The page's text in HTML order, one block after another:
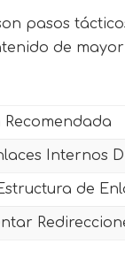
pasos
de
Recomendada
Internos
de